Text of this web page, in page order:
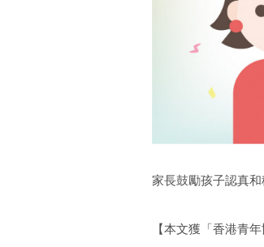
家長鼓勵孩子認真
【本文獲「香港青